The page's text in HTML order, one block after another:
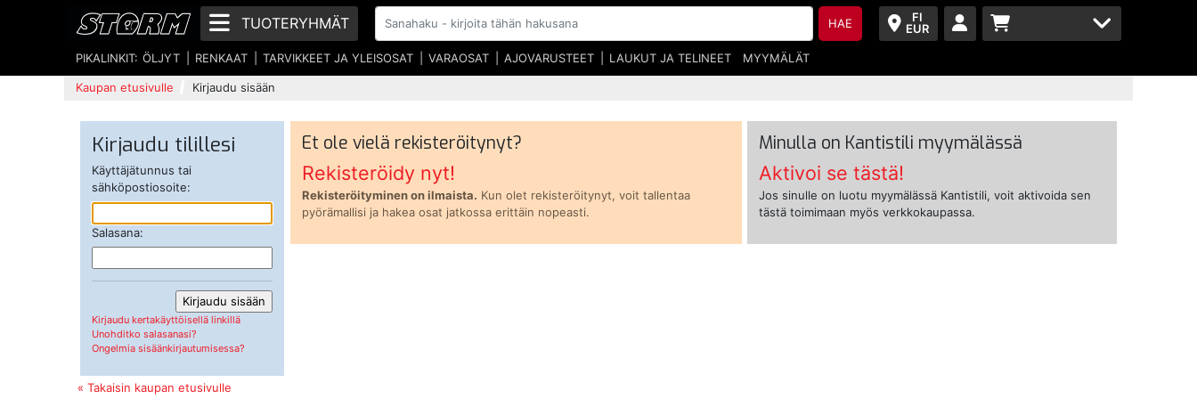
FI
EUR
TUOTERYHMÄT HAE
PIKALINKIT: ÖLJYT RENKAAT TARVIKKEET JA YLEISOSAT VARAOSAT AJOVARUSTEET LAUKUT JA TELINEET MYYMÄLÄT
Kaupan etusivulle Kirjaudu sisään
Kirjaudu tilillesi
Käyttäjätunnus tai
sähköpostiosoite:
Salasana:
Kirjaudu kertakäyttöisellä linkillä
Unohditko salasanasi?
Ongelmia sisäänkirjautumisessa?
Et ole vielä rekisteröitynyt?
Rekisteröidy nyt!
Rekisteröityminen on ilmaista. Kun olet rekisteröitynyt, voit tallentaa
pyörämallisi ja hakea osat jatkossa erittäin nopeasti.
Minulla on Kantistili myymälässä
Aktivoi se tästä!
Jos sinulle on luotu myymälässä Kantistili, voit aktivoida sen
tästä toimimaan myös verkkokaupassa.
« Takaisin kaupan etusivulle